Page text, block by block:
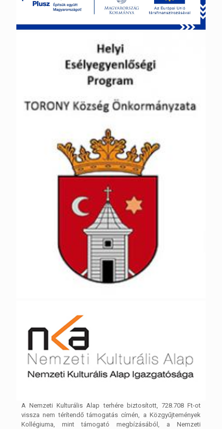
A Nemzeti Kulturális Alap terhére biztosított, 728.708 Ft-ot
vissza nem térítendő támogatás címén, a Közgyűjtemények
Kollégiuma, mint támogató megbízásából, a Nemzeti